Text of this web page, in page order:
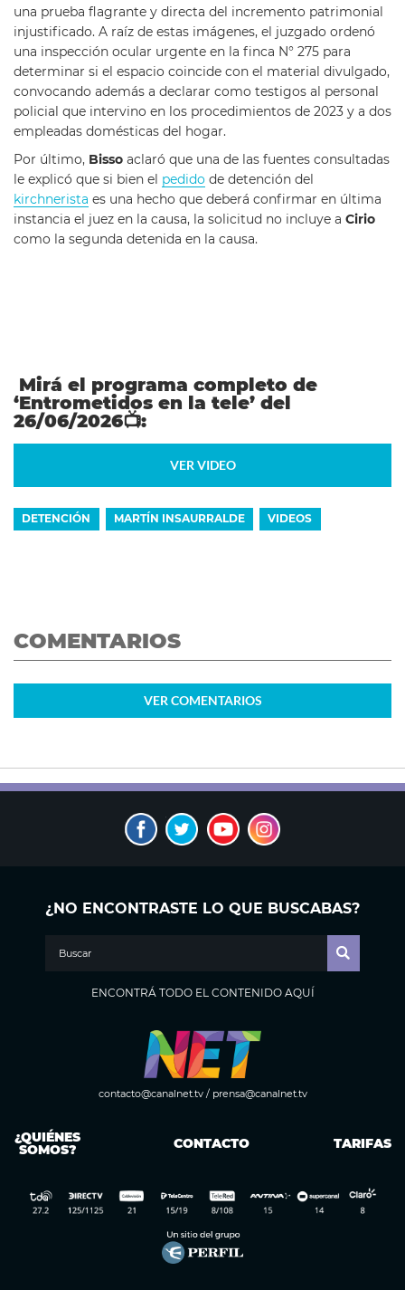
una prueba flagrante y directa del incremento patrimonial
injustificado. A raíz de estas imágenes, el juzgado ordenó
una inspección ocular urgente en la finca N° 275 para
determinar si el espacio coincide con el material divulgado,
convocando además a declarar como testigos al personal
policial que intervino en los procedimientos de 2023 y a dos
empleadas domésticas del hogar.
Por último, Bisso aclaró que una de las fuentes consultadas
le explicó que si bien el pedido de detención del
kirchnerista es una hecho que deberá confirmar en última
instancia el juez en la causa, la solicitud no incluye a Cirio
como la segunda detenida en la causa.
Mirá el programa completo de
‘Entrometidos en la tele’ del
26/06/2026📺:
VER VIDEO
DETENCIÓN MARTÍN INSAURRALDE VIDEOS
COMENTARIOS
VER COMENTARIOS
¿NO ENCONTRASTE LO QUE BUSCABAS?
ENCONTRÁ TODO EL CONTENIDO AQUÍ
contacto@canalnet.tv/ prensa@canalnet.tv
¿QUIÉNES
SOMOS? CONTACTO TARIFAS